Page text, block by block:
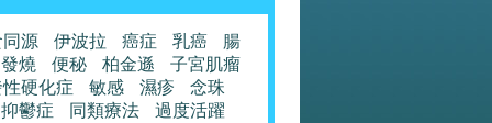
源 伊波拉 癌症 乳癌
腸
發燒
便秘 柏金遜
子宮肌瘤
硬化症
敏感 濕疹
念珠
抑鬱症
同類療法
過度活躍